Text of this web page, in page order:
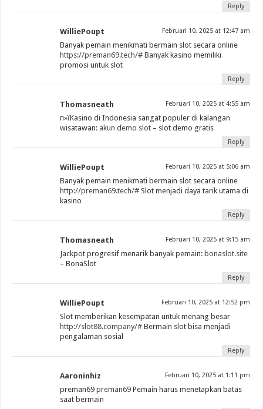
Reply
WilliePoupt Februari 10, 2025 at 12:47 am
Banyak pemain menikmati bermain slot secara online
https://preman69.tech/# Banyak kasino memiliki
promosi untuk slot
Reply
Thomasneath Februari 10, 2025 at 4:55 am
п»їKasino di Indonesia sangat populer di kalangan
wisatawan: akun demo slot – slot demo gratis
Reply
WilliePoupt Februari 10, 2025 at 5:06 am
Banyak pemain menikmati bermain slot secara online
http://preman69.tech/# Slot menjadi daya tarik utama di
kasino
Reply
Thomasneath Februari 10, 2025 at 9:15 am
Jackpot progresif menarik banyak pemain: bonaslot.site
– BonaSlot
Reply
WilliePoupt Februari 10, 2025 at 12:52 pm
Slot memberikan kesempatan untuk menang besar
http://slot88.company/# Bermain slot bisa menjadi
pengalaman sosial
Reply
Aaroninhiz Februari 10, 2025 at 1:11 pm
preman69preman69 Pemain harus menetapkan batas
saat bermain